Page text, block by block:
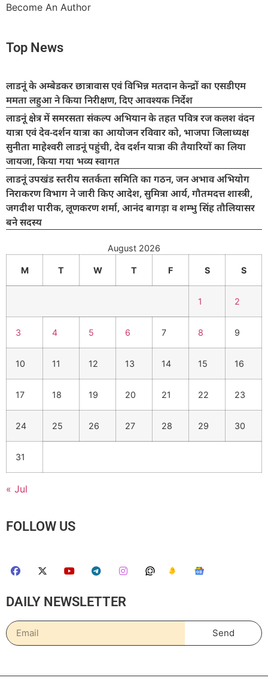
Become An Author
Top News
लाडनूं के अम्बेडकर छात्रावास एवं विभिन्न मतदान केन्द्रों का एसडीएम
ममता लहुआ ने किया निरीक्षण, दिए आवश्यक निर्देश
लाडनूं क्षेत्र में समरसता संकल्प अभियान के तहत पवित्र रज कलश वंदन
यात्रा एवं देव-दर्शन यात्रा का आयोजन रविवार को, भाजपा जिलाध्यक्ष
सुनीता माहेश्वरी लाडनूं पहुंची, देव दर्शन यात्रा की तैयारियों का लिया
जायजा, किया गया भव्य स्वागत
लाडनूं उपखंड स्तरीय सतर्कता समिति का गठन, जन अभाव अभियोग
निराकरण विभाग ने जारी किए आदेश, सुमित्रा आर्य, गौतमदत्त शास्त्री,
जगदीश पारीक, लूणकरण शर्मा, आनंद बागड़ा व शम्भु सिंह तौलियासर
बने सदस्य
August 2026
M T W T F S S
1 2
3 4 5 6 7 8 9
10 11 12 13 14 15 16
17 18 19 20 21 22 23
24 25 26 27 28 29 30
31
« Jul
FOLLOW US
DAILY NEWSLETTER
Send